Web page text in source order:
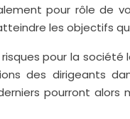
pour rôle de
les objectifs
pour la
des dirigeants
pourront alors